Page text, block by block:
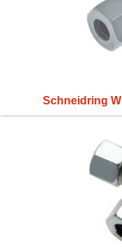
Schneidring